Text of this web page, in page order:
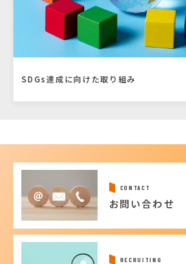
SDGs達成に向けた取り組み
CONTACT
お問い合わせ
RECRUITING